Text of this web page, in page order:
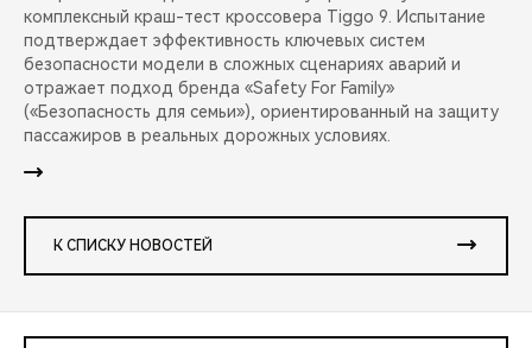
комплексный краш-тест кроссовера Tiggo 9. Испытание
подтверждает эффективность ключевых систем
безопасности модели в сложных сценариях аварий и
отражает подход бренда «Safety For Family»
(«Безопасность для семьи»), ориентированный на защиту
пассажиров в реальных дорожных условиях.
К СПИСКУ НОВОСТЕЙ